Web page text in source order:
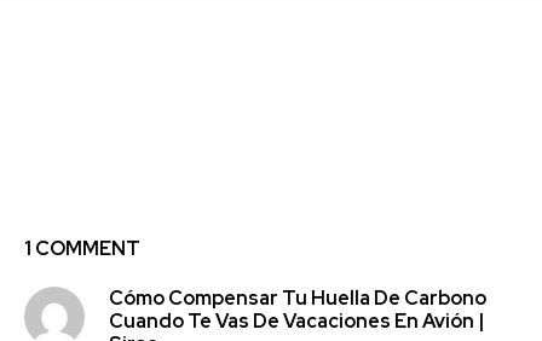
1 COMMENT
Cómo Compensar Tu Huella De Carbono
Cuando Te Vas De Vacaciones En Avión |